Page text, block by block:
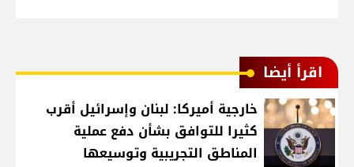
اقرأ أيضا
خارجية أميركا: لبنان وإسرائيل أقرب
كثيرا للتوافق بشأن دفع عملية
المناطق التجريبية وتوسيعها